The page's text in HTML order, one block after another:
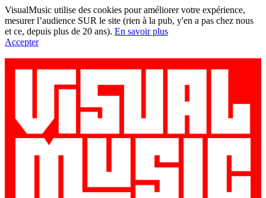
VisualMusic utilise des cookies pour améliorer votre expérience,
mesurer l’audience SUR le site (rien à la pub, y'en a pas chez nous
et ce, depuis plus de 20 ans). En savoir plus
Accepter